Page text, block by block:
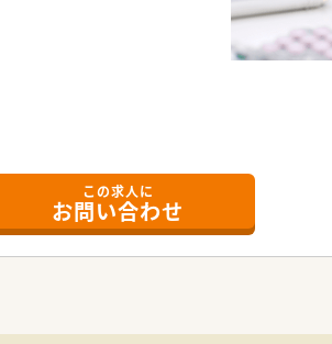
勤も便利な好立地です。
境です！
す。
この求人に
お問い合わせ